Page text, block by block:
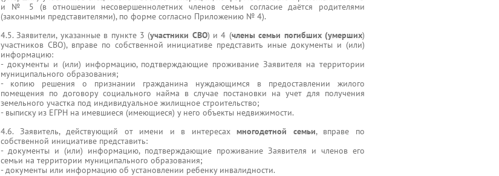
и № 5 (в отношении несовершеннолетних членов семьи согласие даётся родителями
(законными представителями), по форме согласно Приложению № 4).
4.5. Заявители, указанные в пункте 3 (участники СВО) и 4 (члены семьи погибших (умерших)
участников СВО), вправе по собственной инициативе представить иные документы и (или)
информацию:
- документы и (или) информацию, подтверждающие проживание Заявителя на территории
муниципального образования;
- копию решения о признании гражданина нуждающимся в предоставлении жилого
помещения по договору социального найма в случае постановки на учет для получения
земельного участка под индивидуальное жилищное строительство;
- выписку из ЕГРН на имевшиеся (имеющиеся) у него объекты недвижимости.
4.6. Заявитель, действующий от имени и в интересахмногодетной семьи, вправе по
собственной инициативе представить:
- документы и (или) информацию, подтверждающие проживание Заявителя и членов его
семьи на территории муниципального образования;
- документы или информацию об установлении ребенку инвалидности.